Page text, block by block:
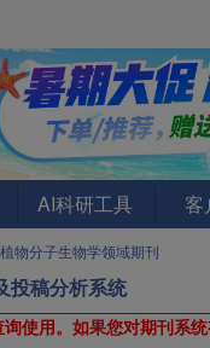
AI科研工具 客
植物分子生物学领域期刊
投稿分析系统
使用。 如果您对期刊系